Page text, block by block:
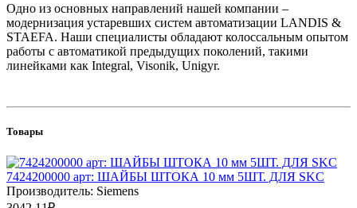
Одно из основных направлений нашей компании –
модернизация устаревших систем автоматизации LANDIS &
STAEFA. Наши специалисты обладают колоссальным опытом
работы с автоматикой предыдущих поколений, такими
линейками как Integral, Visonik, Unigyr.
Товары
7424200000 арт: ШАЙБЫ ШТОКА 10 мм 5ШТ. ДЛЯ SKC
Производитель: Siemens